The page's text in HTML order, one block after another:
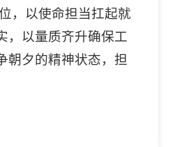
，以使命担当扛起就
，以量质齐升确保工
朝夕的精神状态，担